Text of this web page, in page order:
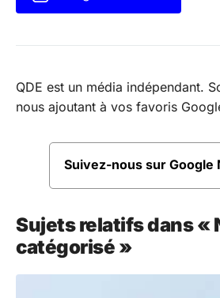
QDE est un média indépendant.
nous ajoutant à vos favoris
Suivez-nous sur Google
Sujets relatifs dans «
catégorisé »